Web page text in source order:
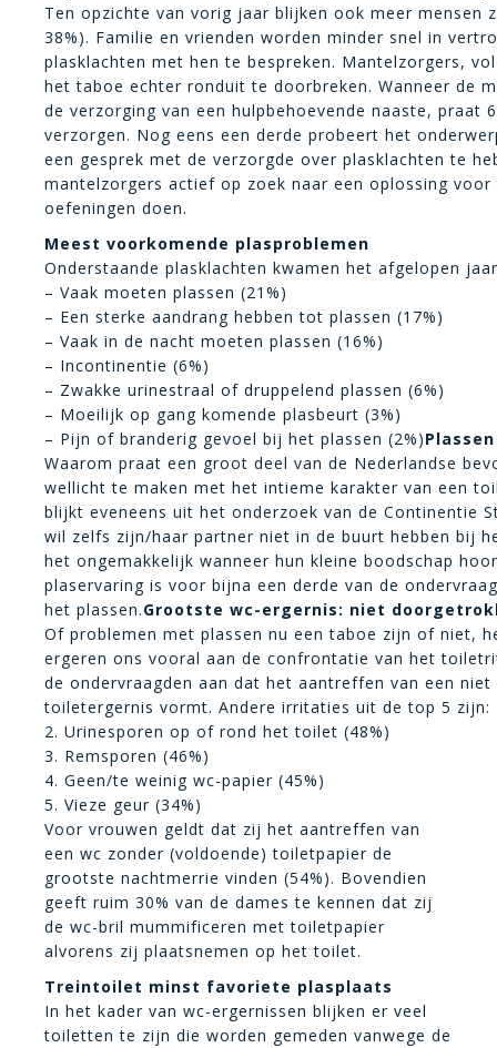
Ten opzichte van vorig jaar blijken ook meer mensen
38%). Familie en vrienden worden minder snel in
plasklachten met hen te bespreken. Mantelzorgers,
het taboe echter ronduit te doorbreken. Wanneer de
de verzorging van een hulpbehoevende naaste, praat
verzorgen. Nog eens een derde probeert het
een gesprek met de verzorgde over plasklachten te
mantelzorgers actief op zoek naar een oplossing
oefeningen doen.
Meest voorkomende plasproblemen
Onderstaande plasklachten kwamen het afgelopen
– Vaak moeten plassen (21%)
– Een sterke aandrang hebben tot plassen (17%)
– Vaak in de nacht moeten plassen (16%)
– Incontinentie (6%)
– Zwakke urinestraal of druppelend plassen (6%)
– Moeilijk op gang komende plasbeurt (3%)
– Pijn of branderig gevoel bij het plassen (2%)
Waarom praat een groot deel van de Nederlandse
wellicht te maken met het intieme karakter van een
blijkt eveneens uit het onderzoek van de Continentie
wil zelfs zijn/haar partner niet in de buurt hebben bij
het ongemakkelijk wanneer hun kleine boodschap
plaservaring is voor bijna een derde van de
het plassen.Grootste wc-ergernis: niet
Of problemen met plassen nu een taboe zijn of niet,
ergeren ons vooral aan de confrontatie van het
de ondervraagden aan dat het aantreffen van een
toiletergernis vormt. Andere irritaties uit de top 5 zijn:
2. Urinesporen op of rond het toilet (48%)
3. Remsporen (46%)
4. Geen/te weinig wc-papier (45%)
5. Vieze geur (34%)
Voor vrouwen geldt dat zij het aantreffen van
een wc zonder (voldoende) toiletpapier de
grootste nachtmerrie vinden (54%). Bovendien
geeft ruim 30% van de dames te kennen dat zij
de wc-bril mummificeren met toiletpapier
alvorens zij plaatsnemen op het toilet.
Treintoilet minst favoriete plasplaats
In het kader van wc-ergernissen blijken er veel
toiletten te zijn die worden gemeden vanwege de